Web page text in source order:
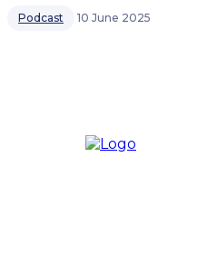
Podcast 10 June 2025